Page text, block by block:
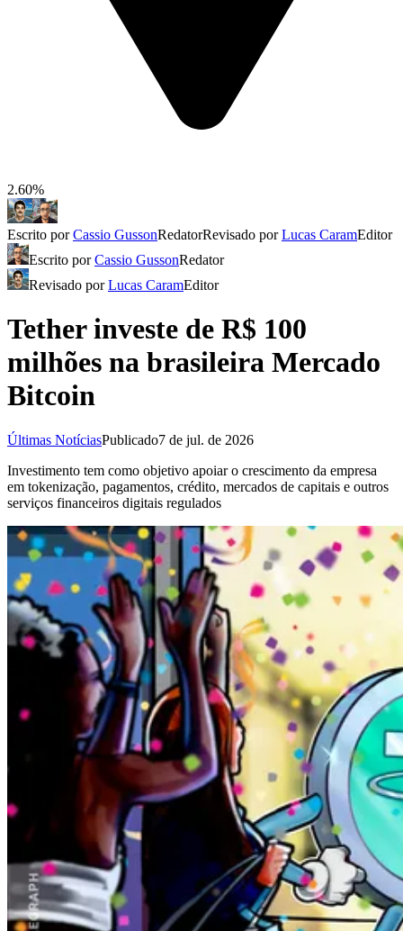
2.60%
Escrito porCassio GussonRedatorRevisado porLucas CaramEditor
Escrito porCassio GussonRedator
Revisado porLucas CaramEditor
Tether investe de R$ 100
milhões na brasileira Mercado
Bitcoin
Últimas NotíciasPublicado7 de jul. de 2026
Investimento tem como objetivo apoiar o crescimento da empresa
em tokenização, pagamentos, crédito, mercados de capitais e outros
serviços financeiros digitais regulados